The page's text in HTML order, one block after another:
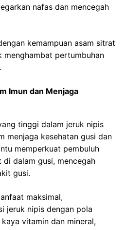
nafas dan mencegah
kemampuan asam sitrat
menghambat pertumbuhan
Imun dan Menjaga
tinggi dalam jeruk nipis
menjaga kesehatan gusi dan
memperkuat pembuluh
dalam gusi, mencegah
gusi.
maksimal,
jeruk nipis dengan pola
vitamin dan mineral,